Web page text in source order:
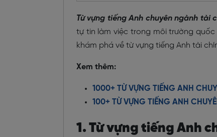
Từ vựng tiếng Anh chuyên ngành tài
tự tin làm việc trong môi trường
khám phá về từ vựng tiếng Anh tài
Xem thêm:
1000+ TỪ VỰNG TIẾNG ANH
100+ TỪ VỰNG TIẾNG ANH
1. Từ vựng tiếng Anh